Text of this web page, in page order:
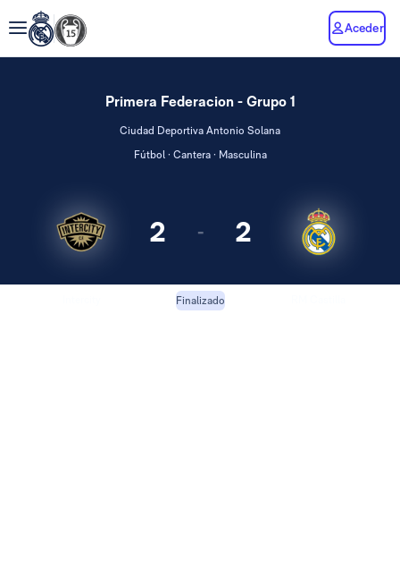
Aceder
Primera Federacion - Grupo 1
Ciudad Deportiva Antonio Solana
Fútbol · Cantera · Masculina
2 - 2
Finalizado